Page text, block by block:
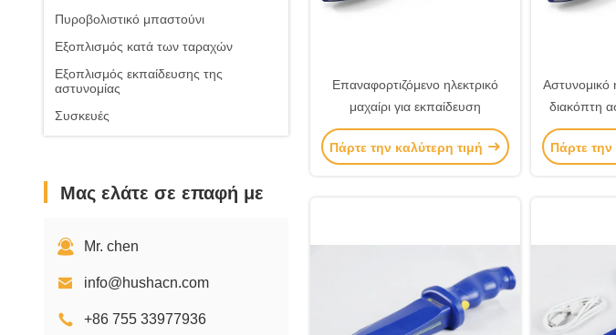
Πυροβολιστικό μπαστούνι
Εξοπλισμός κατά των ταραχών
Εξοπλισμός εκπαίδευσης της
αστυνομίας
Συσκευές
Μας ελάτε σε επαφή με
Mr. chen
info@hushacn.com
+86 755 33977936
Επαναφορτιζόμενο ηλεκτρικό
μαχαίρι για εκπαίδευση
Πάρτε την καλύτερη τιμή
Αστυνομικό
διακόπτη
Πάρτε την